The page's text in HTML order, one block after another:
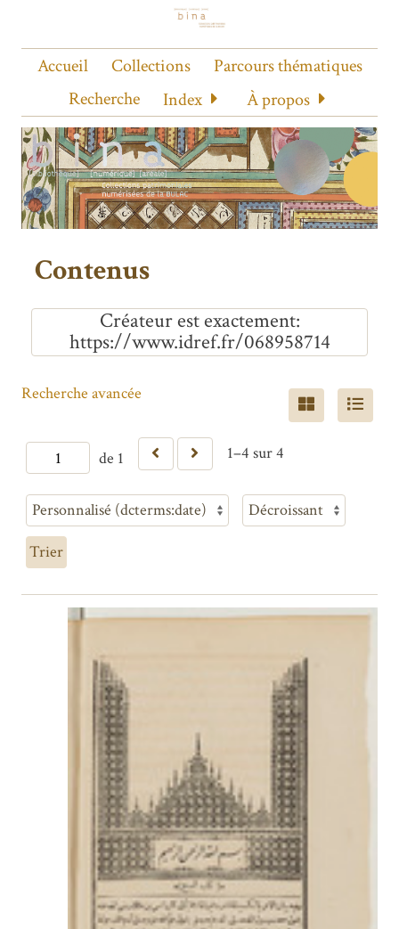
Accueil Collections
Parcours thématiques
Recherche
Index À propos
Contenus
Créateur est exactement
https://www.idref.fr/068958714
de 1 1–4 sur 4
Recherche avancée
Trier